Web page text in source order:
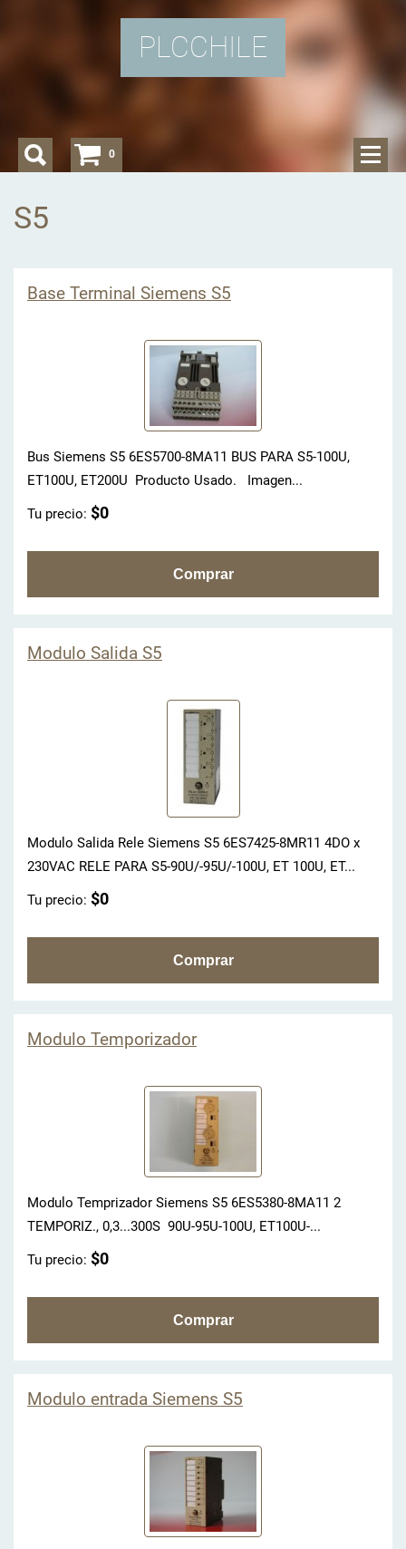
PLCCHILE
S5
Base Terminal Siemens S5
Bus Siemens S5 6ES5700-8MA11 BUS PARA S5-100U,
ET100U, ET200U Producto Usado. Imagen...
Tu precio: $0
Modulo Salida S5
Modulo Salida Rele Siemens S5 6ES7425-8MR11 4DO x
230VAC RELE PARA S5-90U/-95U/-100U, ET 100U, ET...
Tu precio: $0
Modulo Temporizador
Modulo Temprizador Siemens S5 6ES5380-8MA11 2
TEMPORIZ., 0,3...300S 90U-95U-100U, ET100U-...
Tu precio: $0
Modulo entrada Siemens S5
0